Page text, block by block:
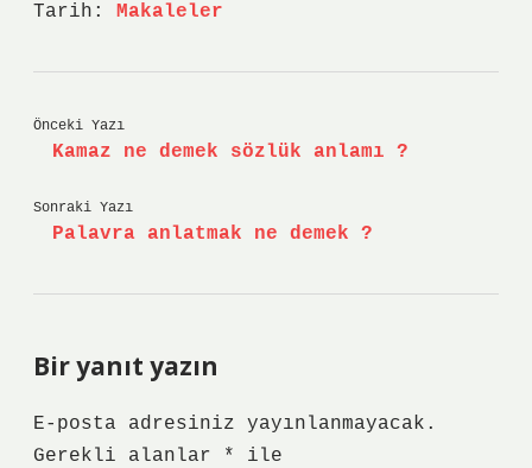
Tarih: Makaleler
Önceki Yazı
Kamaz ne demek sözlük anlamı ?
Sonraki Yazı
Palavra anlatmak ne demek ?
Bir yanıt yazın
E-posta adresiniz yayınlanmayacak.
Gerekli alanlar
*
ile